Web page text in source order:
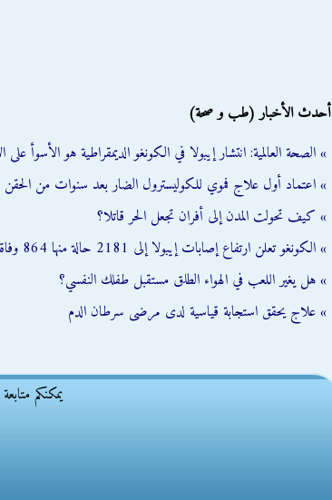
أحدث الأخبار (طب و صحة)
» الصحة العالمية: انتشار إيبولا في الكونغو الديمقراطية هو الأسوأ
» اعتماد أول علاج فموي للكوليسترول الضار بعد سنوات من الحقن
» كيف تحولت المدن إلى أفران تجعل الحر قاتلا؟
» الكونغو تعلن ارتفاع إصابات إيبولا إلى 2181 حالة منها 864 وفاة
» هل يغير اللعب في الهواء الطلق مستقبل طفلك النفسي؟
» علاج يحقق استجابة قياسية لدى مرضى سرطان الدم
يمكنكم